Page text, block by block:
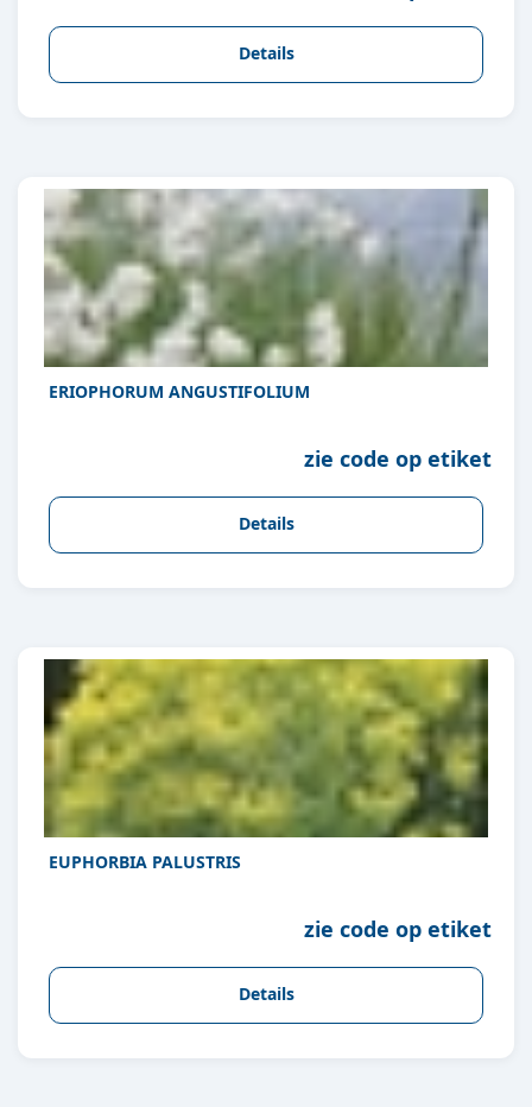
Details
ERIOPHORUM ANGUSTIFOLIUM
zie code op etiket
Details
EUPHORBIA PALUSTRIS
zie code op etiket
Details